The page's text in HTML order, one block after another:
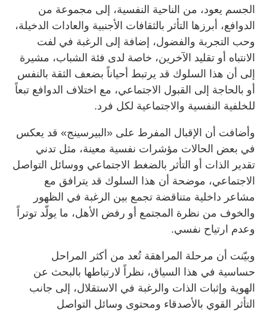
الجسم يعود، من الناحية النفسية، إلى مجموعة من
الدوافع، أبرزها التأثر بالثقافات الأجنبية والعادات الدخيلة،
وحب التجربة والفضول، إضافة إلى الرغبة في لفت
الانتباه أو تقليد الآخرين، خاصة لدى فئة الشباب، مشيرة
إلى أن هذا السلوك قد يرتبط أحياناً بضعف الثقة بالنفس
أو بالحاجة إلى القبول الاجتماعي، مع اختلاف الدوافع تبعاً
للخلفية النفسية والاجتماعية لكل فرد.
وأضافت أن الإقبال المفرط على «البيرسينج» قد يعكس
في بعض الحالات مؤشرات نفسية معينة، مثل تدني
تقدير الذات أو التأثر بالضغط الاجتماعي ووسائل التواصل
الاجتماعي، موضحة أن هذا السلوك قد يترافق مع
مشاعر داخلية متناقضة تجمع بين الرغبة في الظهور
والخوف من نظرة المجتمع أو رفض الأهل، ما يولّد توتراً
وعدم ارتياح نفسي.
وبيّنت أن مرحلة المراهقة تُعد من أكثر المراحل
حساسية في هذا السياق، نظراً لارتباطها بالبحث عن
الهوية وإثبات الذات والرغبة في الاستقلال، إلى جانب
التأثر القوي بالأصدقاء ومحتوى وسائل التواصل